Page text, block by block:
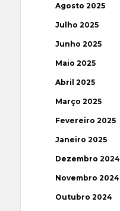
Agosto 2025
Julho 2025
Junho 2025
Maio 2025
Abril 2025
Março 2025
Fevereiro 2025
Janeiro 2025
Dezembro 2024
Novembro 2024
Outubro 2024